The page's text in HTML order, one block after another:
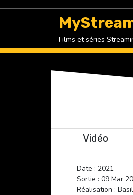
Films et séries
Vidéo
Date : 2021
Sortie : 09 Mar
Réalisation :